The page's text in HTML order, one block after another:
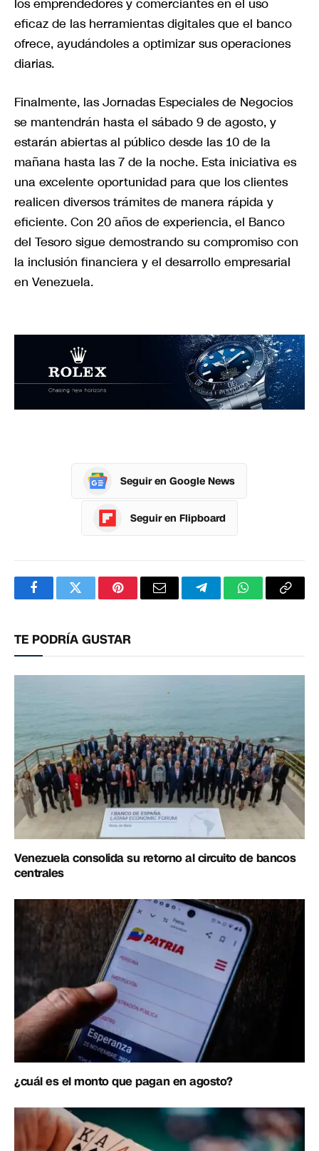
los emprendedores y comerciantes en el uso
eficaz de las herramientas digitales que el banco
ofrece, ayudándoles a optimizar sus operaciones
diarias.
Finalmente, las Jornadas Especiales de Negocios
se mantendrán hasta el sábado 9 de agosto, y
estarán abiertas al público desde las 10 de la
mañana hasta las 7 de la noche. Esta iniciativa es
una excelente oportunidad para que los clientes
realicen diversos trámites de manera rápida y
eficiente. Con 20 años de experiencia, el Banco
del Tesoro sigue demostrando su compromiso con
la inclusión financiera y el desarrollo empresarial
en Venezuela.
Seguir en Google News
Seguir en Flipboard
FacebookTwitterPinterestCorreoTelegramWhatsApp
TE PODRÍA GUSTAR
Venezuela consolida su retorno al circuito de bancos
centrales
¿cuál es el monto que pagan en agosto?